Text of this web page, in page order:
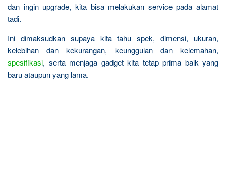
dan ingin upgrade, kita bisa melakukan service pada alamat
tadi.
Ini dimaksudkan supaya kita tahu spek, dimensi, ukuran,
kelebihan dan kekurangan, keunggulan dan kelemahan,
spesifikasi, serta menjaga gadget kita tetap prima baik yang
baru ataupun yang lama.